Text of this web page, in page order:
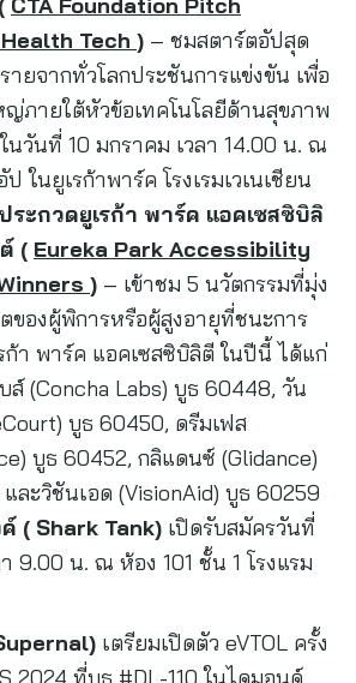
Tech ) – ชมสตาร์ตอัปสุด
ายจากทั่วโลกประชันการแข่งขัน เพื่อ
ญ่ภายใต้หัวข้อเทคโนโลยีด้านสุขภาพ
นวันที่ 10 มกราคม เวลา 14.00 น. ณ
ในยูเรก้าพาร์ค โรงเรมเวเนเชียน
ระกวดยูเรก้า พาร์ค แอคเซสซิบิลิ
( Eureka Park Accessibility
) – เข้าชม 5 นวัตกรรมที่มุ่ง
ของผู้พิการหรือผู้สูงอายุที่ชนะการ
ก้า พาร์ค แอคเซสซิบิลิตี ในปีนี้ ได้แก่
ส์ (Concha Labs) บูธ 60448, วัน
บูธ 60450, ดรีมเฟส
บูธ 60452, กลิแดนซ์ (Glidance)
ละวิชันเอด (VisionAid) บูธ 60259
( Shark Tank) เปิดรับสมัครวันที่
า 9.00 น. ณ ห้อง 101 ชั้น 1 โรงแรม
เตรียมเปิดตัว eVTOL ครั้ง